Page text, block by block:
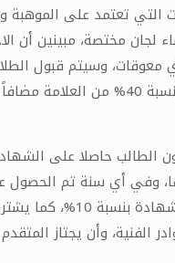
في الجامعة من الكليات التي
مختصة، مبينين أن
معوقات، وسيتم قبول
أساس نتائج المفاضلة الخاصة بكلية التربية الموسيقية حيث يتم حساب علامة
الطالب حاصلا على
الثانوية بمختلف فروعها، وفي أي
الشهادة الثانوية غير السورية بعد طي مواد التربية
وأن يجتاز المتقدم